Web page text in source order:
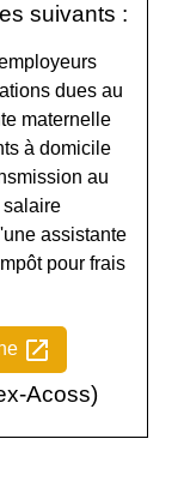
suivants :
dues au
maternelle
à domicile
au
assistante
pour frais
open_in_new
Acoss)